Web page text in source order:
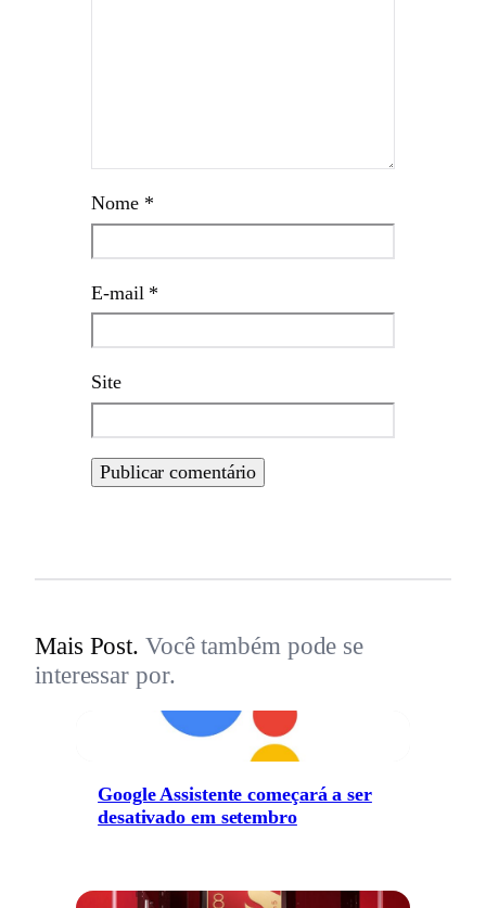
Nome *
E-mail *
Site
Mais Post. Você também pode se
interessar por.
Google Assistente começará a ser
desativado em setembro